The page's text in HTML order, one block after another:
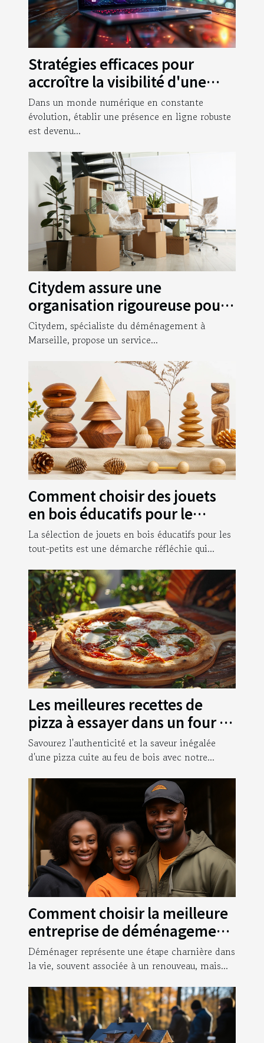
Stratégies efficaces pour
accroître la visibilité d'une
entreprise en ligne
Dans un monde numérique en constante
évolution, établir une présence en ligne robuste
est devenu...
Citydem assure une
organisation rigoureuse pour
votre déménagement
d’entreprise à Marseille !
Citydem, spécialiste du déménagement à
Marseille, propose un service...
Comment choisir des jouets
en bois éducatifs pour le
développement des tout-
petits
La sélection de jouets en bois éducatifs pour les
tout-petits est une démarche réfléchie qui...
Les meilleures recettes de
pizza à essayer dans un four à
bois
Savourez l'authenticité et la saveur inégalée
d'une pizza cuite au feu de bois avec notre...
Comment choisir la meilleure
entreprise de déménagement
pour garantir une transition
sans stress ?
Déménager représente une étape charnière dans
la vie, souvent associée à un renouveau, mais...